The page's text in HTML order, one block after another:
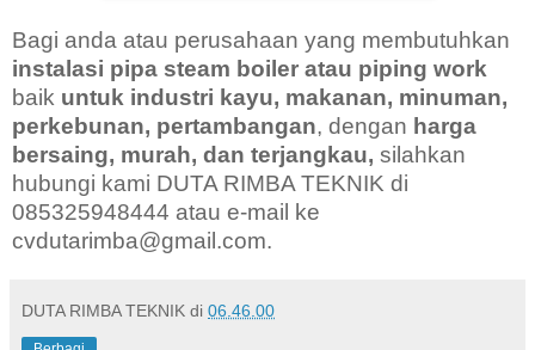
Bagi anda atau perusahaan yang membutuhkan
instalasi pipa steam boiler atau piping work
baik untuk industri kayu, makanan, minuman,
perkebunan, pertambangan, dengan harga
bersaing, murah, dan terjangkau, silahkan
hubungi kami DUTA RIMBA TEKNIK di
085325948444 atau e-mail ke
cvdutarimba@gmail.com.
DUTA RIMBA TEKNIK di 06.46.00